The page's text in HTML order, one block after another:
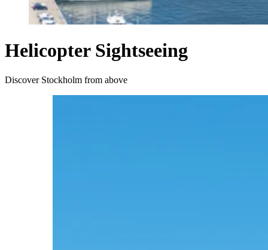
Helicopter Sightseeing
Discover Stockholm from above